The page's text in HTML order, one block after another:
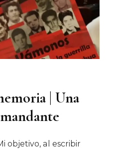
| Una
objetivo, al escribir